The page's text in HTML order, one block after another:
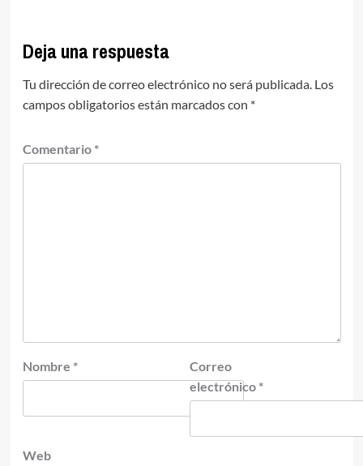
Deja una respuesta
Tu dirección de correo electrónico no será publicada. Los
campos obligatorios están marcados con *
Comentario *
Nombre *
Correo
electrónico *
Web